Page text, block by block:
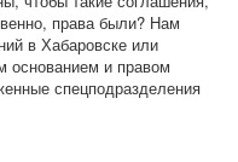
права были? Нам
в Хабаровске или
основанием и правом
спецподразделения